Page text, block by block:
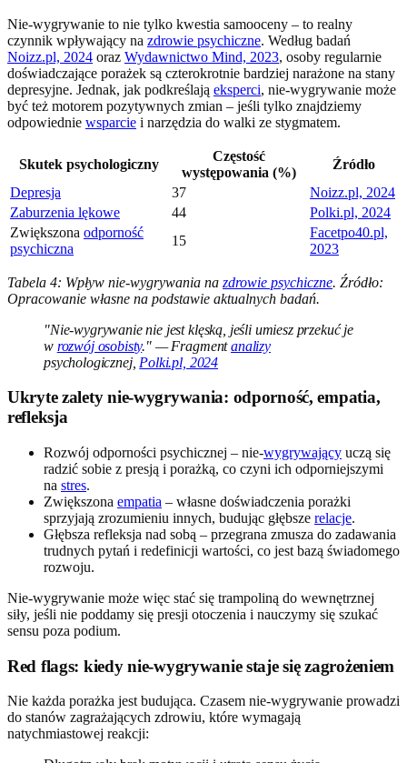
Nie-wygrywanie to nie tylko kwestia samooceny – to realny
czynnik wpływający na zdrowie psychiczne. Według badań
Noizz.pl, 2024 oraz Wydawnictwo Mind, 2023, osoby regularnie
doświadczające porażek są czterokrotnie bardziej narażone na stany
depresyjne. Jednak, jak podkreślają eksperci, nie-wygrywanie może
być też motorem pozytywnych zmian – jeśli tylko znajdziemy
odpowiednie wsparcie i narzędzia do walki ze stygmatem.
Skutek psychologiczny
Częstość
występowania (%)
Źródło
Depresja
37
Noizz.pl, 2024
Zaburzenia lękowe
44
Polki.pl, 2024
Zwiększona odporność
psychiczna
15
Facetpo40.pl,
2023
Tabela 4: Wpływ nie-wygrywania na zdrowie psychiczne. Źródło:
Opracowanie własne na podstawie aktualnych badań.
"Nie-wygrywanie nie jest klęską, jeśli umiesz przekuć je
w rozwój osobisty." — Fragmentanalizy
psychologicznej, Polki.pl, 2024
Ukryte zalety nie-wygrywania: odporność, empatia,
refleksja
Rozwój odporności psychicznej – nie-wygrywający uczą się
radzić sobie z presją i porażką, co czyni ich odporniejszymi
na stres.
Zwiększona empatia – własne doświadczenia porażki
sprzyjają zrozumieniu innych, budując głębsze relacje.
Głębsza refleksja nad sobą – przegrana zmusza do zadawania
trudnych pytań i redefinicji wartości, co jest bazą świadomego
rozwoju.
Nie-wygrywanie może więc stać się trampoliną do wewnętrznej
siły, jeśli nie poddamy się presji otoczenia i nauczymy się szukać
sensu poza podium.
Red flags: kiedy nie-wygrywanie staje się zagrożeniem
Nie każda porażka jest budująca. Czasem nie-wygrywanie prowadzi
do stanów zagrażających zdrowiu, które wymagają
natychmiastowej reakcji: